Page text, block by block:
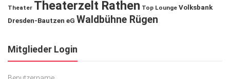
Theater Theaterzelt Rathen Top Lounge Volksbank
Dresden-Bautzen eG Waldbühne Rügen
Mitglieder Login